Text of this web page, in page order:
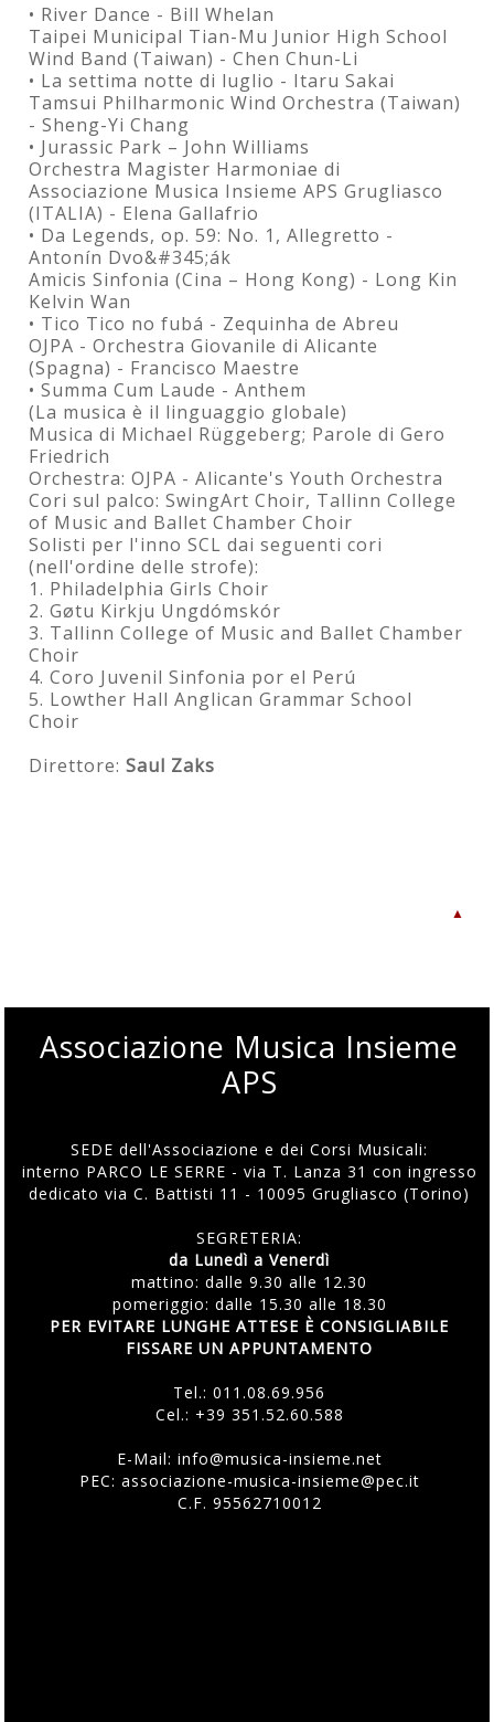
• River Dance - Bill Whelan
Taipei Municipal Tian-Mu Junior High School
Wind Band (Taiwan) - Chen Chun-Li
• La settima notte di luglio - Itaru Sakai
Tamsui Philharmonic Wind Orchestra (Taiwan)
- Sheng-Yi Chang
• Jurassic Park – John Williams
Orchestra Magister Harmoniae di
Associazione Musica Insieme APS Grugliasco
(ITALIA) - Elena Gallafrio
• Da Legends, op. 59: No. 1, Allegretto -
Antonín Dvo&#345;ák
Amicis Sinfonia (Cina – Hong Kong) - Long Kin
Kelvin Wan
• Tico Tico no fubá - Zequinha de Abreu
OJPA - Orchestra Giovanile di Alicante
(Spagna) - Francisco Maestre
• Summa Cum Laude - Anthem
(La musica è il linguaggio globale)
Musica di Michael Rüggeberg; Parole di Gero
Friedrich
Orchestra: OJPA - Alicante's Youth Orchestra
Cori sul palco: SwingArt Choir, Tallinn College
of Music and Ballet Chamber Choir
Solisti per l'inno SCL dai seguenti cori
(nell'ordine delle strofe):
1. Philadelphia Girls Choir
2. Gøtu Kirkju Ungdómskór
3. Tallinn College of Music and Ballet Chamber
Choir
4. Coro Juvenil Sinfonia por el Perú
5. Lowther Hall Anglican Grammar School
Choir
Direttore:Saul Zaks
▲
Associazione Musica Insieme
APS
SEDE dell'Associazione e dei Corsi Musicali:
interno PARCO LE SERRE - via T. Lanza 31 con ingresso
dedicato via C. Battisti 11 - 10095 Grugliasco (Torino)
SEGRETERIA:
da Lunedì a Venerdì
mattino: dalle 9.30 alle 12.30
pomeriggio: dalle 15.30 alle 18.30
PER EVITARE LUNGHE ATTESE È CONSIGLIABILE
FISSARE UN APPUNTAMENTO
Tel.:011.08.69.956
Cel.: +39 351.52.60.588
E-Mail: info@musica-insieme.net
PEC: associazione-musica-insieme@pec.it
C.F. 95562710012